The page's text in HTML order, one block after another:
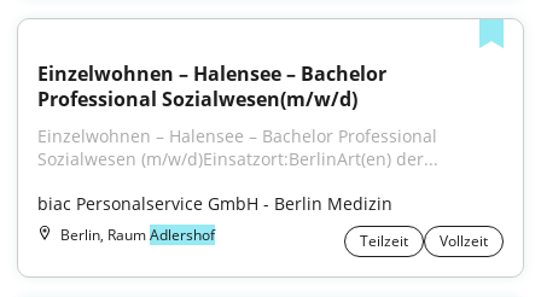
Einzelwohnen – Halensee – Bachelor
Professional Sozialwesen(m/w/d)
Einzelwohnen – Halensee – Bachelor Professional
Sozialwesen (m⁠/⁠w⁠/⁠d)Einsatzort:BerlinArt(en) der...
biac Personalservice GmbH - Berlin Medizin
Berlin, RaumAdlershof Teilzeit Vollzeit